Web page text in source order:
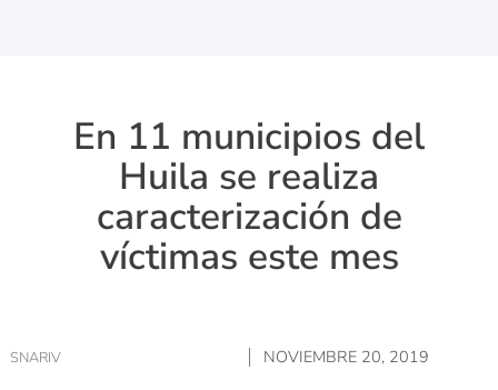
En 11 municipios del
Huila se realiza
caracterización de
víctimas este mes
SNARIV NOVIEMBRE 20, 2019